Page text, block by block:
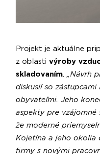
Projekt je aktuálne
z oblasti výroby
skladovaním
„Návrh
diskusií so
obyvateľmi. Jeho
aspekty pre vzájomné
že moderné
Kojetína a jeho okolia
firmy s novými